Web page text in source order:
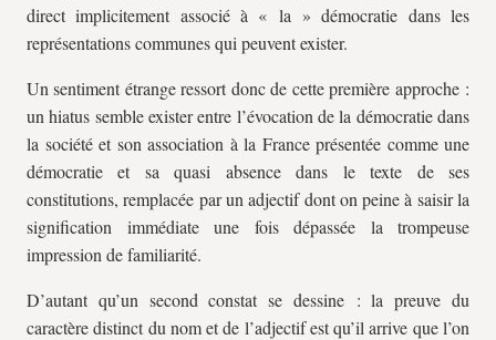
direct implicitement associé à « la » démocratie dans les
représentations communes qui peuvent exister.
Un sentiment étrange ressort donc de cette première approche :
un hiatus semble exister entre l’évocation de la démocratie dans
la société et son association à la France présentée comme une
démocratie et sa quasi absence dans le texte de ses
constitutions, remplacée par un adjectif dont on peine à saisir la
signification immédiate une fois dépassée la trompeuse
impression de familiarité.
D’autant qu’un second constat se dessine : la preuve du
caractère distinct du nom et de l’adjectif est qu’il arrive que l’on